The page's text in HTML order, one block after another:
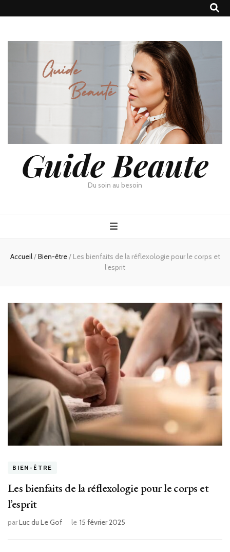
Guide Beaute
Du soin au besoin
Accueil/Bien-être/ Les bienfaits de la réflexologie pour le corps et
l’esprit
BIEN-ÊTRE
Les bienfaits de la réflexologie pour le corps et
l’esprit
parLuc du Le Gof le 15 février 2025